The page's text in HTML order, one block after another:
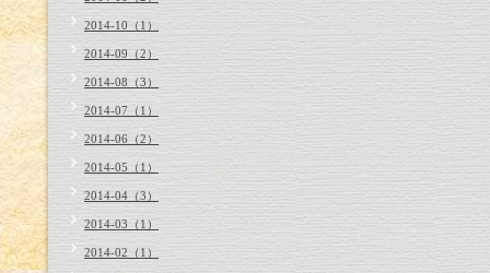
2014-10（1）
2014-09（2）
2014-08（3）
2014-07（1）
2014-06（2）
2014-05（1）
2014-04（3）
2014-03（1）
2014-02（1）